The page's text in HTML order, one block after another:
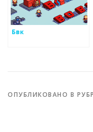
Бвк
ОПУБЛИКОВАНО В